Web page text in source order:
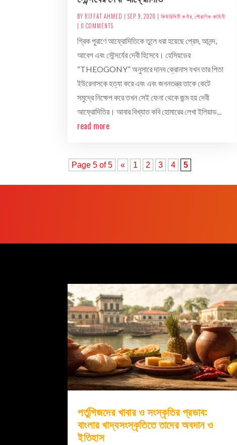
BY RIFFAT AHMED |SEP 9, 2020 |কিউরিসিটি কর্ণার,পৌরাণিক কাহিনী
| 0 COMMENTS
গ্রিক পুরাণে আফ্রোদিতিকে তুলে ধরা হয়েছে প্রেম, আনন্দ,
আবেগ এবং সৌন্দর্যের দেবী হিসেবে। হেসিয়ডের
“THEOGONY” অনুসারে দানব ক্রোনাস যখন তার পিতা
ইউরেনাসকে হত্যা করে এবং এবং জননতন্ত্র তাকে কেটে
সমুদ্রে নিক্ষেপ করে তখন সেই ফেনা থেকে জন্ম হয় দেবী
আফ্রোদিতির। আবার বিখ্যাত কবি হোমারের লেখা ইলিয়াড...
read more
Page 5 of 5 « 1 2 3 4 5
পর্তুগিজদের খাবার ও সংস্কৃতির প্রভাব:
বাংলার খাদ্যসংস্কৃতিতে তাদের অবদান ও
ইতিহাস